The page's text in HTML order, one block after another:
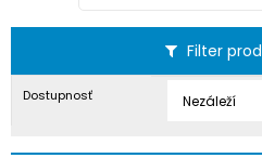
Filter
Dostupnosť Nezáleží